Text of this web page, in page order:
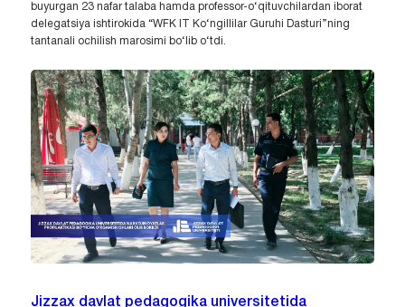
buyurgan 23 nafar talaba hamda professor-o‘qituvchilardan iborat
delegatsiya ishtirokida “WFK IT Ko‘ngillilar Guruhi Dasturi”ning
tantanali ochilish marosimi bo‘lib o‘tdi.
Jizzax davlat pedagogika universitetida